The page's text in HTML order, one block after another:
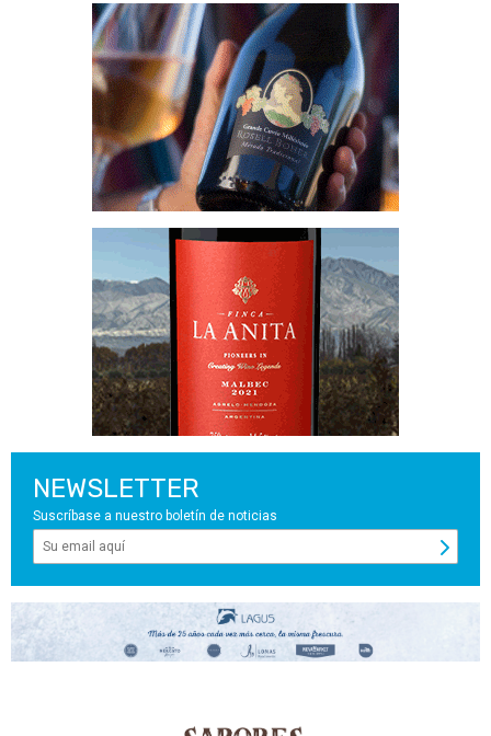
NEWSLETTER
Suscríbase a nuestro boletín de noticias